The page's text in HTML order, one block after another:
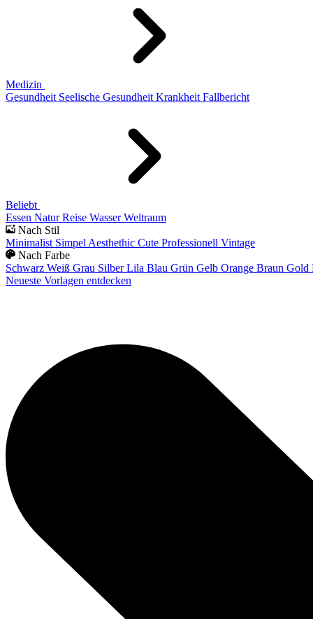
Medizin
Gesundheit Seelische Gesundheit Krankheit Fallbericht
Beliebt
Essen Natur Reise Wasser Weltraum
Nach Stil
Minimalist Simpel Aesthethic Cute Professionell Vintage
Nach Farbe
Schwarz Weiß Grau Silber Lila Blau Grün Gelb Orange Braun Gold
Neueste Vorlagen entdecken